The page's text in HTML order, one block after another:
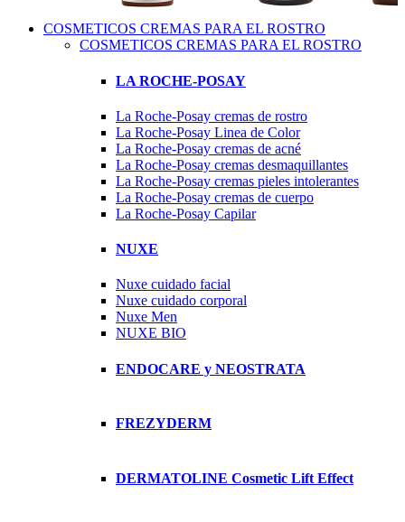
COSMETICOS CREMAS PARA EL ROSTRO
COSMETICOS CREMAS PARA EL ROSTRO
LA ROCHE-POSAY
La Roche-Posay cremas de rostro
La Roche-Posay Linea de Color
La Roche-Posay cremas de acné
La Roche-Posay cremas desmaquillantes
La Roche-Posay cremas pieles intolerantes
La Roche-Posay cremas de cuerpo
La Roche-Posay Capilar
NUXE
Nuxe cuidado facial
Nuxe cuidado corporal
Nuxe Men
NUXE BIO
ENDOCARE y NEOSTRATA
FREZYDERM
DERMATOLINE Cosmetic Lift Effect